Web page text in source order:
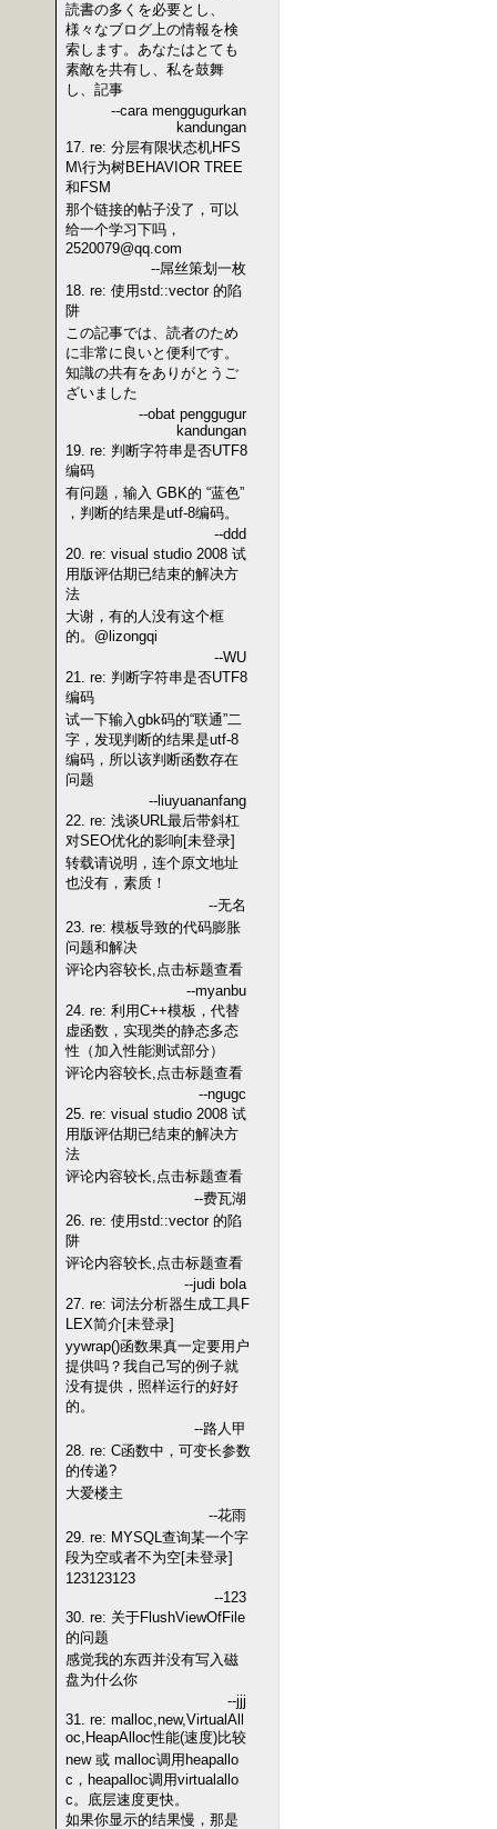
読書の多くを必要とし、
様々なブログ上の情報を検
索します。あなたはとても
素敵を共有し、私を鼓舞
し、記事
--cara menggugurkan
kandungan
17. re: 分层有限状态机HFS
M\行为树BEHAVIOR TREE
和FSM
那个链接的帖子没了，可以
给一个学习下吗，
2520079@qq.com
--屌丝策划一枚
18. re: 使用std::vector 的陷
阱
この記事では、読者のため
に非常に良いと便利です。
知識の共有をありがとうご
ざいました
--obat penggugur
kandungan
19. re: 判断字符串是否UTF8
编码
有问题，输入 GBK的 “蓝色”
，判断的结果是utf-8编码。
--ddd
20. re: visual studio 2008 试
用版评估期已结束的解决方
法
大谢，有的人没有这个框
的。@lizongqi
--WU
21. re: 判断字符串是否UTF8
编码
试一下输入gbk码的“联通”二
字，发现判断的结果是utf-8
编码，所以该判断函数存在
问题
--liuyuananfang
22. re: 浅谈URL最后带斜杠
对SEO优化的影响[未登录]
转载请说明，连个原文地址
也没有，素质！
--无名
23. re: 模板导致的代码膨胀
问题和解决
评论内容较长,点击标题查看
--myanbu
24. re: 利用C++模板，代替
虚函数，实现类的静态多态
性（加入性能测试部分）
评论内容较长,点击标题查看
--ngugc
25. re: visual studio 2008 试
用版评估期已结束的解决方
法
评论内容较长,点击标题查看
--费瓦湖
26. re: 使用std::vector 的陷
阱
评论内容较长,点击标题查看
--judi bola
27. re: 词法分析器生成工具F
LEX简介[未登录]
yywrap()函数果真一定要用户
提供吗？我自己写的例子就
没有提供，照样运行的好好
的。
--路人甲
28. re: C函数中，可变长参数
的传递?
大爱楼主
--花雨
29. re: MYSQL查询某一个字
段为空或者不为空[未登录]
123123123
--123
30. re: 关于FlushViewOfFile
的问题
感觉我的东西并没有写入磁
盘为什么你
--jjj
31. re: malloc,new,VirtualAll
oc,HeapAlloc性能(速度)比较
new 或 malloc调用heapallo
c，heapalloc调用virtualallo
c。底层速度更快。
如果你显示的结果慢，那是